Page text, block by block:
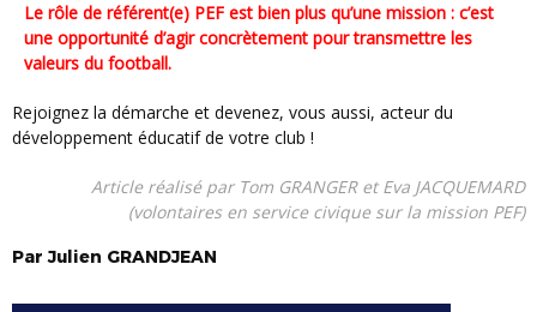
Le rôle de référent(e) PEF est bien plus qu’une mission : c’est
une opportunité d’agir concrètement pour transmettre les
valeurs du football.
Rejoignez la démarche et devenez, vous aussi, acteur du
développement éducatif de votre club !
Article réalisé par Tom GRANGER et Eva JACQUEMARD
(volontaires en service civique sur la mission PEF)
ParJulien GRANDJEAN